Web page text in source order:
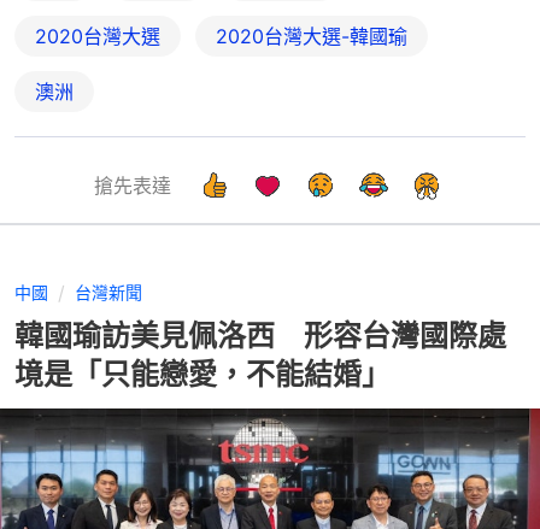
2020台灣大選 2020台灣大選-韓國瑜
澳洲
搶先表達
中國 台灣新聞
韓國瑜訪美見佩洛西 形容台灣國際處
境是「只能戀愛，不能結婚」